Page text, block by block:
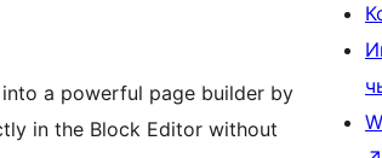
a powerful page builder by
in the Block Editor without